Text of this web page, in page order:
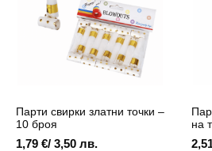
Парти свирки златни точки –
10 броя
1,79 €/ 3,50 лв.
на